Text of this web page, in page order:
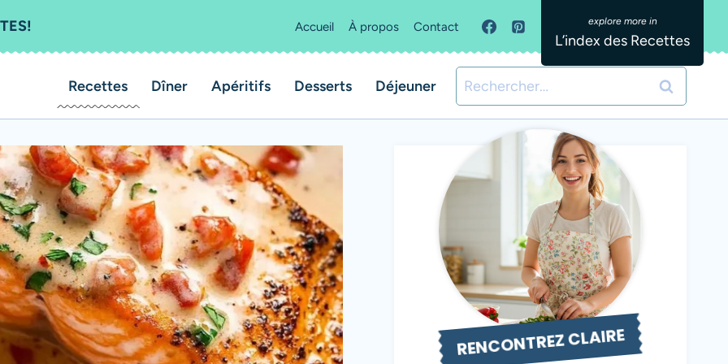
Accueil À propos Contact
L’index des Recettes
Recettes Dîner Apéritifs Desserts Déjeuner Rechercher :
RENCONTREZ CLAIRE